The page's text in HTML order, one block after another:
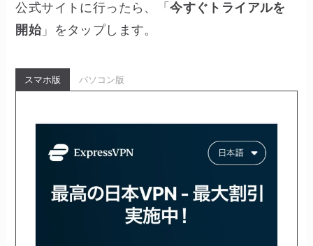
公式サイトに行ったら、「今すぐトライアルを
開始」をタップします。
スマホ版 パソコン版